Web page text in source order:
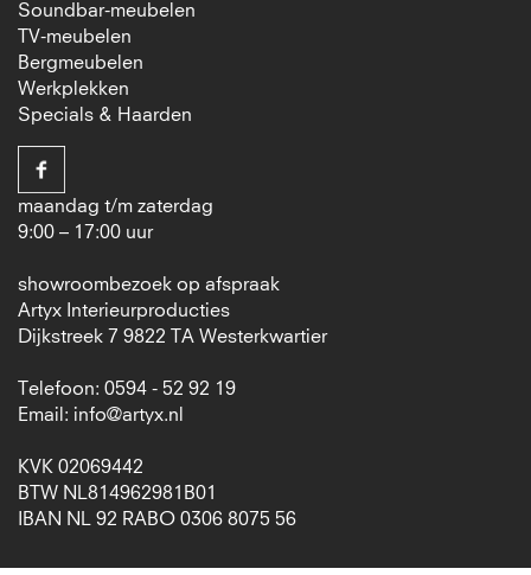
Soundbar-meubelen
TV-meubelen
Bergmeubelen
Werkplekken
Specials & Haarden
maandag t/m zaterdag
9:00 – 17:00 uur
showroombezoek op afspraak
Artyx Interieurproducties
Dijkstreek 7 9822 TA Westerkwartier
Telefoon: 0594 - 52 92 19
Email: info@artyx.nl
KVK 02069442
BTW NL814962981B01
IBAN NL 92 RABO 0306 8075 56